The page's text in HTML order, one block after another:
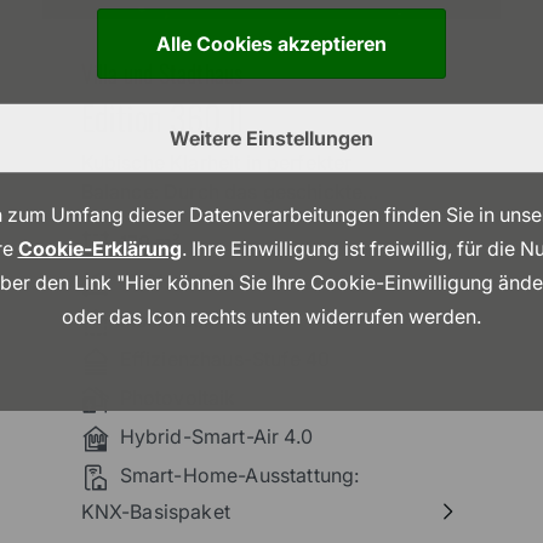
Alle Cookies akzeptieren
Weitere Einstellungen
Umfang dieser Datenverarbeitungen finden Sie in
Cookie-Erklärung. Ihre Einwilligung ist freiwillig, für die
den Link "Hier können Sie Ihre Cookie-Einwilligung
oder das Icon rechts unten widerrufen werden.
Villa und Stadthaus
Edition 360 II
Versetzen der Wohnebenen entsteht
eine Architektur mit
unverwechselbarem Profil. So modern
wie das Äußere ist auch der
170 m²
12,01 x 12,08 m
Flachdach
Hybrid-Smart-Air 4.0
Smart-Home-Ausstattung:
KNX-Basispaket